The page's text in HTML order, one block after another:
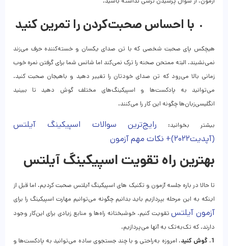
با احساس صحبت‌کردن را تمرین کنید
هیچکس پای صحبت شخصی که با تن صدای یکسان و خسته‌کننده حرف می‌زند
نمی‌نشیند. البته ممتحن صحنه را ترک نمی‌کند اما شانس شما برای گرفتن نمره خوب
زمانی بالا می‌رود که تن صدای خودتان را تغییر دهید و باهیجان صحبت کنید.
می‌توانید به پادکست‌ها و اسپیکینگ‌های مختلف گوش دهید تا ببینید
انگلیسی‌زبان‌ها چگونه این کار را می‌کنند.
بیشتر بخوانید:
رایج‌ترین سوالات اسپیکینگ آیلتس
(آپدیت۲۰۲۲)+ نکات مهم آزمون
بهترین راه تقویت اسپیکینگ آیلتس
تا حالا در باره جلسه آزمون و تکنیک‌ های اسپیکینگ آیلتس صحبت کردیم. اما قبل از
اینکه به این مرحله بپردازیم باید بدانیم چگونه می‌توانیم مهارت اسپیکینگ را برای
آزمون آیلتستقویت کنیم. خوشبختانه راه‌ها و منابع زیادی برای این‌کار وجود
دارند. که تک‌به‌تک به آنها می‌پردازیم.
1. گوش کنید.
امروزه به‌راحتی و با چند جستجوی ساده می‌توانید به پادکست‌ها و